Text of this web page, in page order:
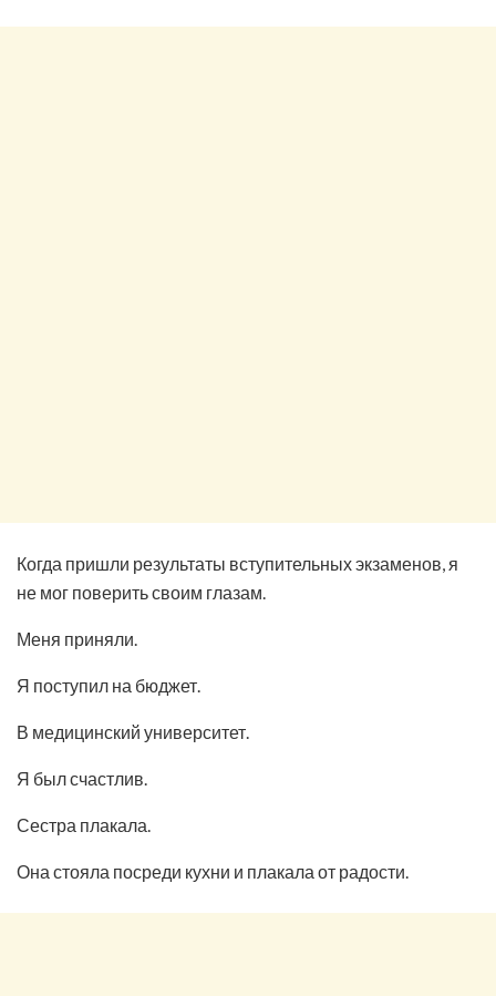
Когда пришли результаты вступительных экзаменов, я
не мог поверить своим глазам.
Меня приняли.
Я поступил на бюджет.
В медицинский университет.
Я был счастлив.
Сестра плакала.
Она стояла посреди кухни и плакала от радости.